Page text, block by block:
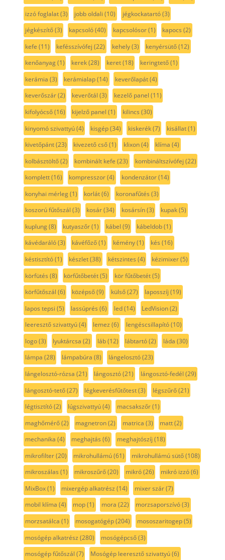
izzó foglalat(3) jobb oldali (10) jégkockatartó(3)
jégkészítő(3) kapcsoló(40) kapcsolósor(1) kapocs (2)
kefe (11) kefésszívófej (22) kehely(3) kenyérsütő(12)
kenőanyag(1) kerek(28) keret(18) keringtető(1)
kerámia (3) kerámialap(14) keverőlapát(4)
keverőszár(2) keverőtál (3) kezelő panel (11)
kifolyócső(16) kijelző panel (1) kilincs (30)
kinyomó szivattyú(4) kisgép(34) kiskerék(7) kisállat(1)
kivetőpánt(23) kivezető cső(1) klixon(4) klíma (4)
kolbásztöltő(2) kombinált kefe (23) kombináltszívófej (22)
komplett(16) kompresszor(4) kondenzátor(14)
konyhai mérleg(1) korlát(6) koronafűtés (3)
koszorú fűtőszál (3) kosár(34) kosársín(3) kupak(5)
kuplung(8) kutyaszőr(1) kábel (9) kábeldob(1)
kávédaráló(3) kávéfőző(1) kémény(1) kés (16)
késtisztító(1) készlet(38) kétszintes (4) kézimixer(5)
körfütés (8) körfűtőbetét(5) kör fűtőbetét(5)
körfűtőszál (6) középső(9) külső(27) laposszíj (19)
lapos tepsi (5) lassúprés (6) led(14) LedVision(2)
leeresztő szivattyú(4) lemez (6) lengéscsillapító(10)
logo(3) lyuktárcsa (2) láb(12) lábtartó(2) láda (30)
lámpa (28) lámpabúra (8) lángelosztó(23)
lángelosztó-rózsa (21) lángosztó(21) lángosztó-fedél (29)
lángosztó-tető(27) légkeverésfűtőtest(3) légszűrő(21)
légtisztító(2) lúgszivattyú(4) macsakszőr(1)
maghőmérő(2) magnetron(2) matrica (3) matt(2)
mechanika (4) meghajtás (6) meghajtószíj (18)
mikrofilter(20) mikrohullámú(61) mikrohullámú sütő(108)
mikroszálas (1) mikroszűrő(20) mikró(26) mikró izzó(6)
MixBox(1) mixergép alkatrész (14) mixer szár(7)
mobil klíma (4) mop(1) mora (22) morzsaporszívó(3)
morzsatálca (1) mosogatógép(204) mososzaritogep(5)
mosógép alkatrész (280) mosógépcső(3)
mosógép fűtőszál (7) Mosógép leeresztő szivattyú(6)